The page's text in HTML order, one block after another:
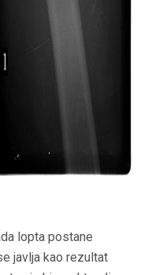
lopta postane
javlja kao rezultat